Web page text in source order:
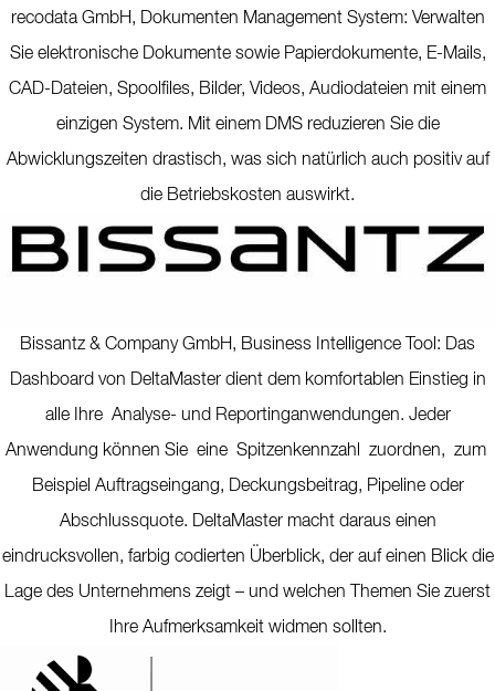
recodata GmbH, Dokumenten Management System: Verwalten
Sie elektronische Dokumente sowie Papierdokumente, E-Mails,
CAD-Dateien, Spoolfiles, Bilder, Videos, Audiodateien mit einem
einzigen System. Mit einem DMS reduzieren Sie die
Abwicklungszeiten drastisch, was sich natürlich auch positiv auf
die Betriebskosten auswirkt.
Bissantz & Company GmbH, Business Intelligence Tool: Das
Dashboard von DeltaMaster dient dem komfortablen Einstieg in
alle Ihre Analyse- und Reportinganwendungen. Jeder
Anwendung können Sie eine Spitzenkennzahl zuordnen, zum
Beispiel Auftragseingang, Deckungsbeitrag, Pipeline oder
Abschlussquote. DeltaMaster macht daraus einen
eindrucksvollen, farbig codierten Überblick, der auf einen Blick die
Lage des Unternehmens zeigt – und welchen Themen Sie zuerst
Ihre Aufmerksamkeit widmen sollten.